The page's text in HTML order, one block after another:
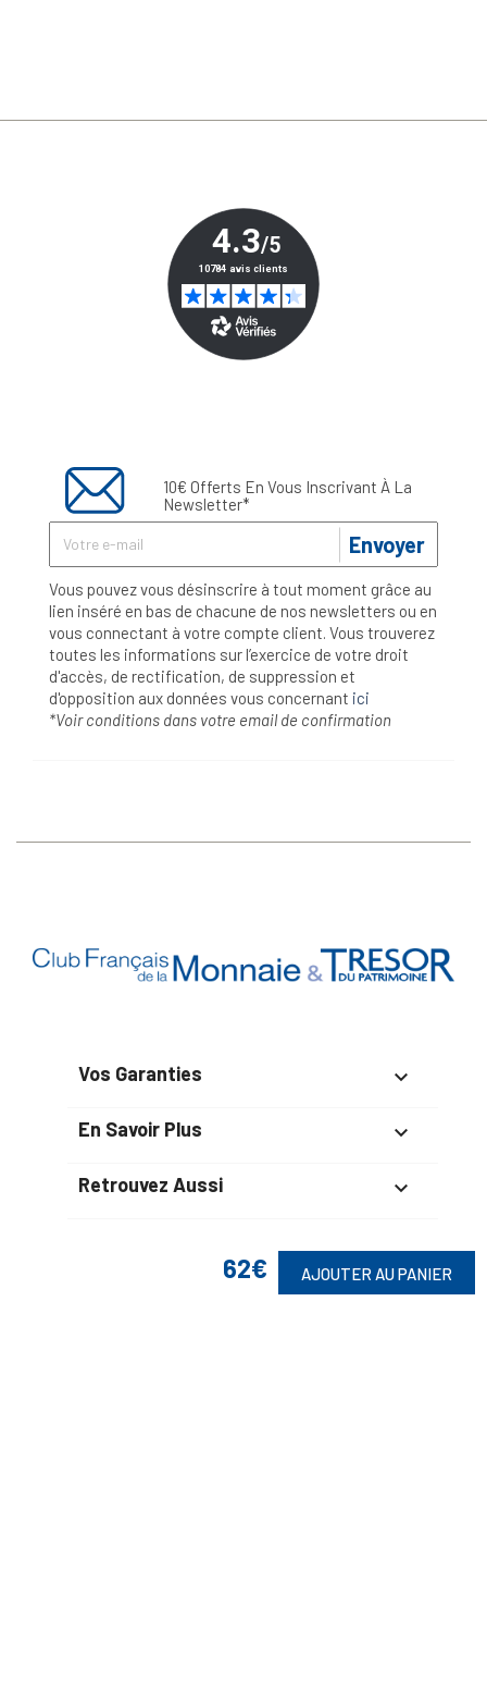
62€ AJOUTER AU PANIER
10€ Offerts En Vous Inscrivant À La
Newsletter*
Envoyer
Vous pouvez vous désinscrire à tout moment grâce au
lien inséré en bas de chacune de nos newsletters ou en
vous connectant à votre compte client. Vous trouverez
toutes les informations sur l’exercice de votre droit
d'accès, de rectification, de suppression et
d'opposition aux données vous concernant ici
*Voir conditions dans votre email de confirmation
Vos Garanties 
En Savoir Plus 
Retrouvez Aussi 
Suivez-Nous